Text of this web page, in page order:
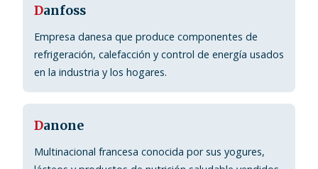
Danfoss
Empresa danesa que produce componentes de
refrigeración, calefacción y control de energía usados
en la industria y los hogares.
Danone
Multinacional francesa conocida por sus yogures,